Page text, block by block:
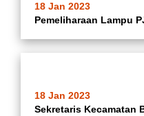
18 Jan 2023
18 Jan 2023